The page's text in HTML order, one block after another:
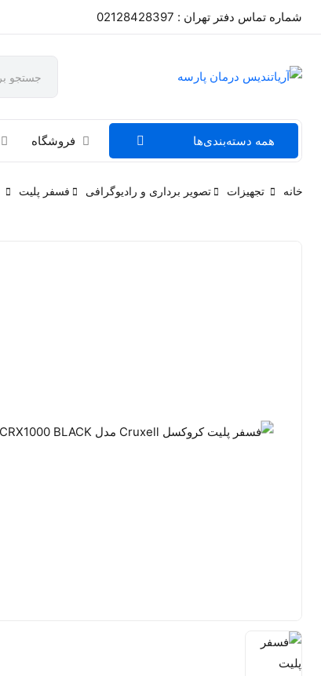
شماره تماس دفتر تهران : 02128428397
همه دسته‌بندی‌ها فروشگاه
خانه تجهیزات تصویر برداری و رادیوگرافی فسفر پلیت